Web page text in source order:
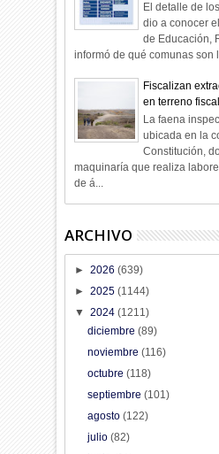
El detalle de
dio a conocer
de Educación,
informó de qué comunas son
Fiscalizan
en terreno
La faena
ubicada en la
Constitución,
maquinaría que realiza
de á...
ARCHIVO
►2026(639)
►2025(1144)
▼2024(1211)
diciembre (89)
noviembre (116)
octubre (118)
septiembre (101)
agosto (122)
julio (82)